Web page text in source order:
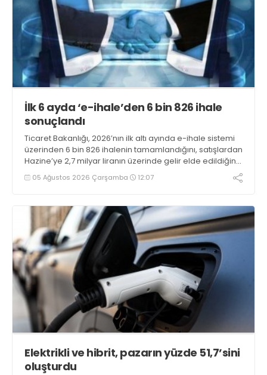
İlk 6 ayda ‘e-ihale’den 6 bin 826 ihale
sonuçlandı
Ticaret Bakanlığı, 2026’nın ilk altı ayında e-ihale sistemi
üzerinden 6 bin 826 ihalenin tamamlandığını, satışlardan
Hazine’ye 2,7 milyar liranın üzerinde gelir elde edildiğini
açıkladı
05 Ağustos 2026 Çarşamba 12:07
Elektrikli ve hibrit, pazarın yüzde 51,7’sini
oluşturdu